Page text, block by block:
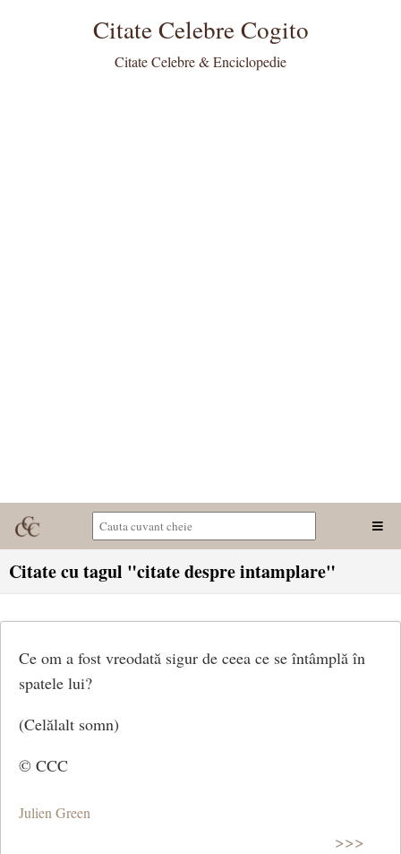
Citate Celebre Cogito
Citate Celebre & Enciclopedie
Citate cu tagul "citate despre intamplare"
Ce om a fost vreodată sigur de ceea ce se întâmplă în
spatele lui?
(Celălalt somn)
© CCC
Julien Green
>>>